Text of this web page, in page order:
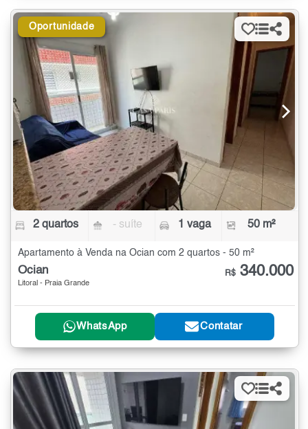
Oportunidade
2 quartos - suíte 1 vaga 50 m²
Apartamento à Venda na Ocian com 2 quartos - 50 m²
Ocian
Litoral - Praia Grande
R$ 340.000
WhatsApp Contatar